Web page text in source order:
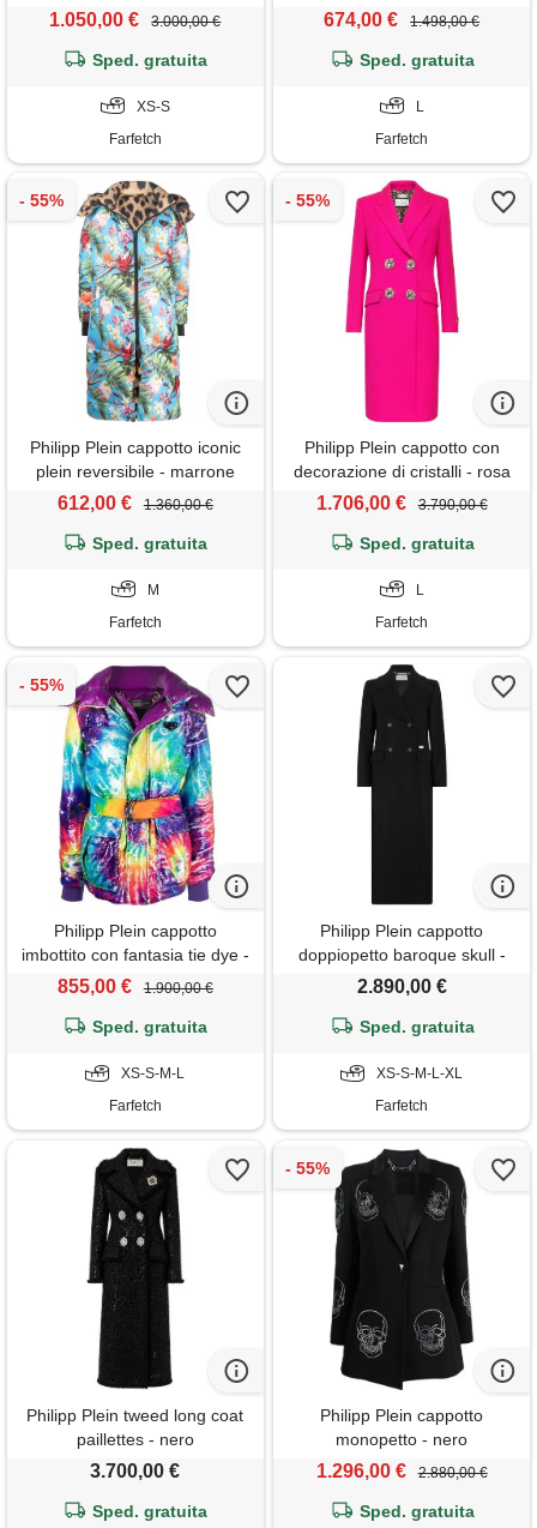
marrone
1.050,00 € 3.000,00 €
Sped. gratuita
XS-S
Farfetch
674,00 € 1.498,00 €
Sped. gratuita
L
Farfetch
Philipp Plein cappotto iconic
plein reversibile - marrone
612,00 € 1.360,00 €
Sped. gratuita
M
Farfetch
Philipp Plein cappotto con
decorazione di cristalli - rosa
1.706,00 € 3.790,00 €
Sped. gratuita
L
Farfetch
Philipp Plein cappotto
imbottito con fantasia tie dye -
blu
855,00 € 1.900,00 €
Sped. gratuita
XS-S-M-L
Farfetch
Philipp Plein cappotto
doppiopetto baroque skull -
nero
2.890,00 €
Sped. gratuita
XS-S-M-L-XL
Farfetch
Philipp Plein tweed long coat
paillettes - nero
3.700,00 €
Sped. gratuita
Philipp Plein cappotto
monopetto - nero
1.296,00 € 2.880,00 €
Sped. gratuita